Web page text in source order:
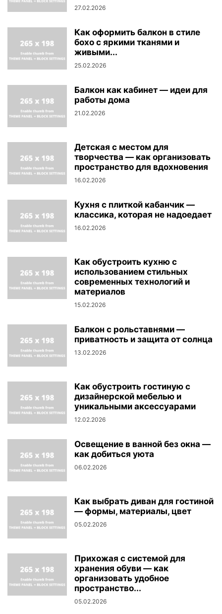
27.02.2026
Как оформить балкон в стиле
бохо с яркими тканями и
живыми...
25.02.2026
Балкон как кабинет — идеи для
работы дома
21.02.2026
Детская с местом для
творчества — как организовать
пространство для вдохновения
16.02.2026
Кухня с плиткой кабанчик —
классика, которая не надоедает
16.02.2026
Как обустроить кухню с
использованием стильных
современных технологий и
материалов
15.02.2026
Балкон с рольставнями —
приватность и защита от солнца
13.02.2026
Как обустроить гостиную с
дизайнерской мебелью и
уникальными аксессуарами
12.02.2026
Освещение в ванной без окна —
как добиться уюта
06.02.2026
Как выбрать диван для гостиной
— формы, материалы, цвет
05.02.2026
Прихожая с системой для
хранения обуви — как
организовать удобное
пространство...
05.02.2026